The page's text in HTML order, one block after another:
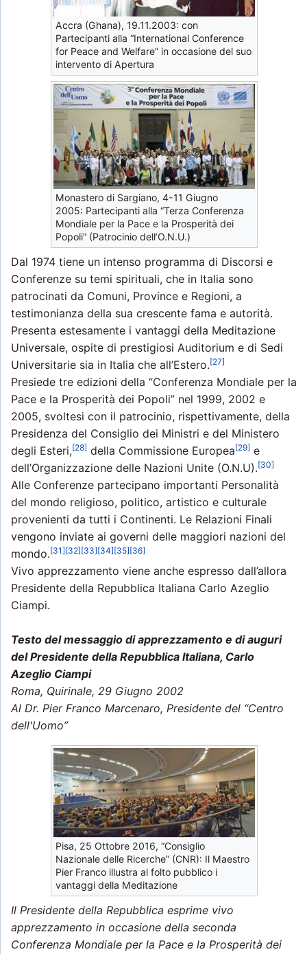
Accra (Ghana), 19.11.2003: con
Partecipanti alla “International Conference
for Peace and Welfare” in occasione del suo
intervento di Apertura
Monastero di Sargiano, 4-11 Giugno
2005: Partecipanti alla “Terza Conferenza
Mondiale per la Pace e la Prosperità dei
Popoli” (Patrocinio dell’O.N.U.)
Dal 1974 tiene un intenso programma di Discorsi e
Conferenze su temi spirituali, che in Italia sono
patrocinati da Comuni, Province e Regioni, a
testimonianza della sua crescente fama e autorità.
Presenta estesamente i vantaggi della Meditazione
Universale, ospite di prestigiosi Auditorium e di Sedi
Universitarie sia in Italia che all’Estero.[27]
Presiede tre edizioni della “Conferenza Mondiale per la
Pace e la Prosperità dei Popoli” nel 1999, 2002 e
2005, svoltesi con il patrocinio, rispettivamente, della
Presidenza del Consiglio dei Ministri e del Ministero
degli Esteri,[28] della Commissione Europea[29] e
dell’Organizzazione delle Nazioni Unite (O.N.U).[30]
Alle Conferenze partecipano importanti Personalità
del mondo religioso, politico, artistico e culturale
provenienti da tutti i Continenti. Le Relazioni Finali
vengono inviate ai governi delle maggiori nazioni del
mondo.[31][32][33][34][35][36]
Vivo apprezzamento viene anche espresso dall’allora
Presidente della Repubblica Italiana Carlo Azeglio
Ciampi.
Testo del messaggio di apprezzamento e di auguri
del Presidente della Repubblica Italiana, Carlo
Azeglio Ciampi
Roma, Quirinale, 29 Giugno 2002
Al Dr. Pier Franco Marcenaro, Presidente del “Centro
dell'Uomo”
Pisa, 25 Ottobre 2016, “Consiglio
Nazionale delle Ricerche” (CNR): Il Maestro
Pier Franco illustra al folto pubblico i
vantaggi della Meditazione
Il Presidente della Repubblica esprime vivo
apprezzamento in occasione della seconda
Conferenza Mondiale per la Pace e la Prosperità dei